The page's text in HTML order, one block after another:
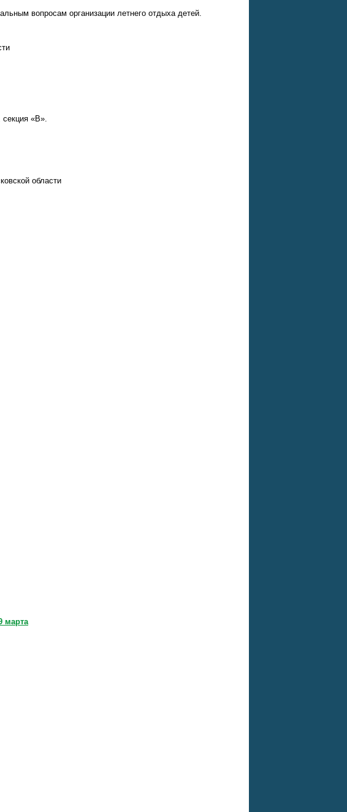
вопросам организации летнего отдыха детей.
секция «В».
области
марта